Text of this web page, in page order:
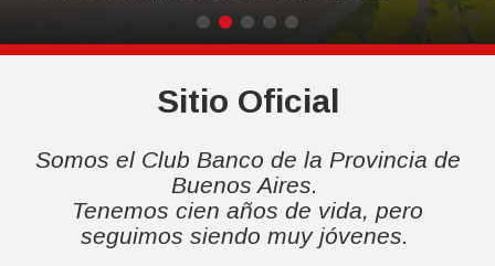
PADEL
TAEKWONDO
Sitio Oficial
Somos el Club Banco de la Provincia de
Buenos Aires.
Tenemos cien años de vida, pero
seguimos siendo muy jóvenes.